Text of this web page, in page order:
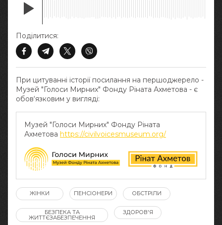
При цитуванні історії посилання на першоджерело -
Музей "Голоси Мирних" Фонду Ріната Ахметова - є
обов‘язковим у вигляді:
Музей "Голоси Мирних" Фонду Ріната
Ахметова https://civilvoicesmuseum.org/
Поділитися:
ЖІНКИ ПЕНСІОНЕРИ ОБСТРІЛИ
БЕЗПЕКА ТА
ЖИТТЄЗАБЕЗПЕЧЕННЯ
ЗДОРОВ'Я